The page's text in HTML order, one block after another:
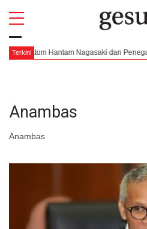
Terkini
Hantam Nagasaki dan Penegasan
Anambas
Anambas
All